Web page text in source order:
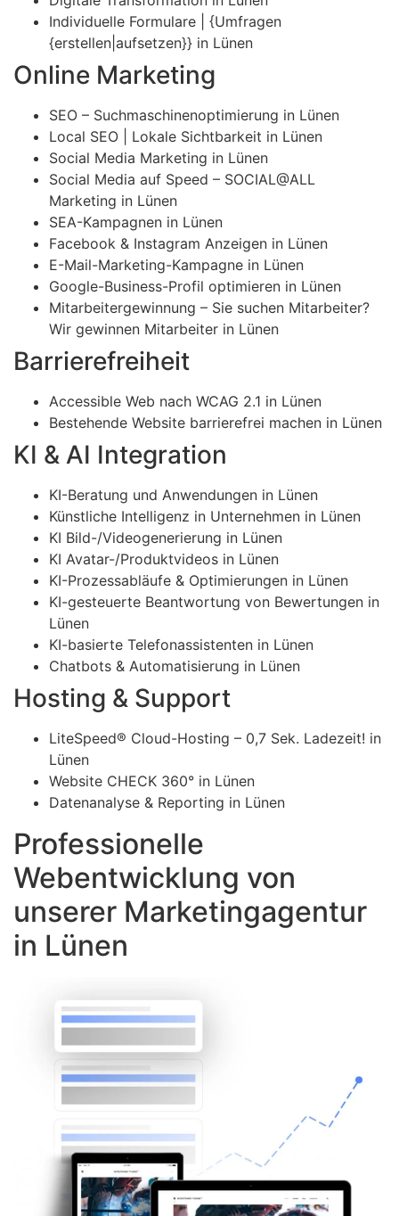
Individuelle Formulare | {Umfragen
{erstellen|aufsetzen}} in Lünen
Online Marketing
SEO – Suchmaschinenoptimierung in Lünen
Local SEO | Lokale Sichtbarkeit in Lünen
Social Media Marketing in Lünen
Social Media auf Speed – SOCIAL@ALL
Marketing in Lünen
SEA-Kampagnen in Lünen
Facebook & Instagram Anzeigen in Lünen
E-Mail-Marketing-Kampagne in Lünen
Google-Business-Profil optimieren in Lünen
Mitarbeitergewinnung – Sie suchen Mitarbeiter?
Wir gewinnen Mitarbeiter in Lünen
Barrierefreiheit
Accessible Web nach WCAG 2.1 in Lünen
Bestehende Website barrierefrei machen in Lünen
KI & AI Integration
KI-Beratung und Anwendungen in Lünen
Künstliche Intelligenz in Unternehmen in Lünen
KI Bild-/Videogenerierung in Lünen
KI Avatar-/Produktvideos in Lünen
KI-Prozessabläufe & Optimierungen in Lünen
KI-gesteuerte Beantwortung von Bewertungen in
Lünen
KI-basierte Telefonassistenten in Lünen
Chatbots & Automatisierung in Lünen
Hosting & Support
LiteSpeed® Cloud-Hosting – 0,7 Sek. Ladezeit! in
Lünen
Website CHECK 360° in Lünen
Datenanalyse & Reporting in Lünen
Professionelle
Webentwicklung von
unserer Marketingagentur
in Lünen